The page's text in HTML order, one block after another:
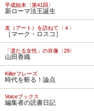
平成始末〈第41回〉
新ローマ法王誕生
友（アート）を訪ねて〈４〉
［マーク・ロスコ］
「凛たる女性」の肖像〈29〉
山田香織
Killerフレーズ
時代を斬る！論点
Voiceブックス
編集者の読書日記